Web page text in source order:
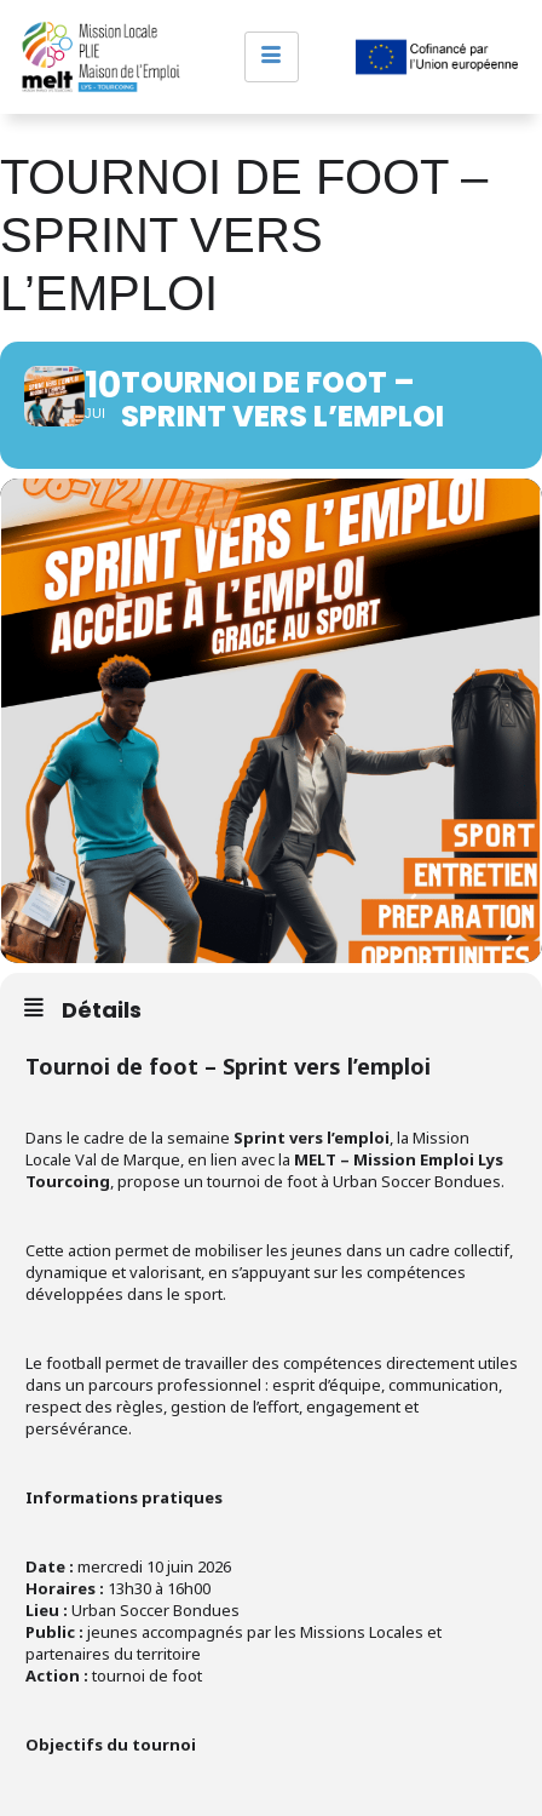
TOURNOI DE FOOT –
SPRINT VERS
L’EMPLOI
10
JUI
TOURNOI DE FOOT –
SPRINT VERS L’EMPLOI
Détails
Tournoi de foot – Sprint vers l’emploi
Dans le cadre de la semaine Sprint vers l’emploi, la Mission
Locale Val de Marque, en lien avec la MELT – Mission Emploi Lys
Tourcoing, propose un tournoi de foot à Urban Soccer Bondues.
Cette action permet de mobiliser les jeunes dans un cadre collectif,
dynamique et valorisant, en s’appuyant sur les compétences
développées dans le sport.
Le football permet de travailler des compétences directement utiles
dans un parcours professionnel : esprit d’équipe, communication,
respect des règles, gestion de l’effort, engagement et
persévérance.
Informations pratiques
Date : mercredi 10 juin 2026
Horaires : 13h30 à 16h00
Lieu : Urban Soccer Bondues
Public : jeunes accompagnés par les Missions Locales et
partenaires du territoire
Action :tournoi de foot
Objectifs du tournoi